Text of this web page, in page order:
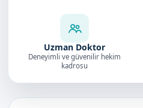
Uzman Doktor
Deneyimli ve güvenilir hekim
kadrosu
Doktorumuz